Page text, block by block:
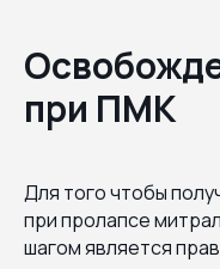
при ПМК
Для того чтобы
при пролапсе
шагом является